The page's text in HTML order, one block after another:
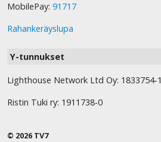
MobilePay: 91717
Rahankeräyslupa
Y-tunnukset
Lighthouse Network Ltd Oy: 1833754-1
Ristin Tuki ry: 1911738-0
© 2026 TV7